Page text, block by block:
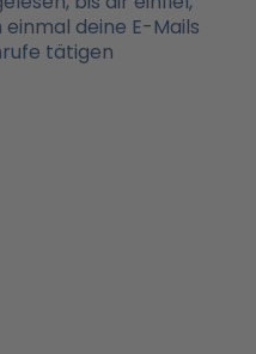
deine E-Mails
tätigen